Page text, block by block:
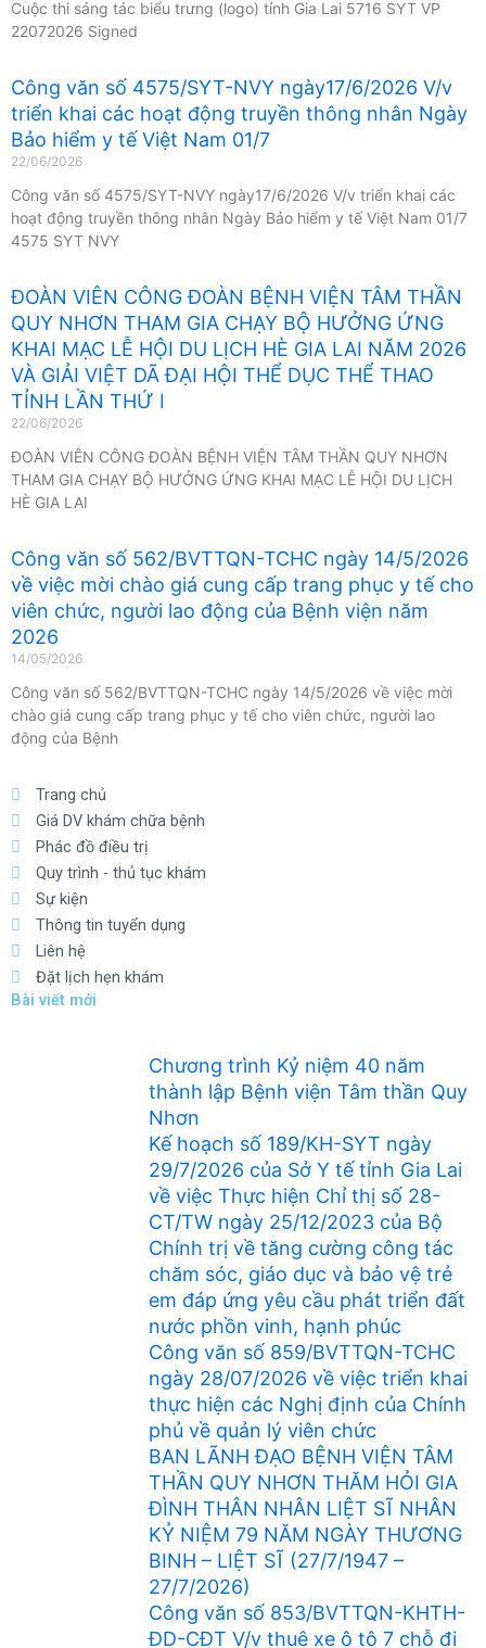
Cuộc thi sáng tác biểu trưng (logo) tỉnh Gia Lai 5716 SYT VP
22072026 Signed
Công văn số 4575/SYT-NVY ngày17/6/2026 V/v
triển khai các hoạt động truyền thông nhân Ngày
Bảo hiểm y tế Việt Nam 01/7
22/06/2026
Công văn số 4575/SYT-NVY ngày17/6/2026 V/v triển khai các
hoạt động truyền thông nhân Ngày Bảo hiểm y tế Việt Nam 01/7
4575 SYT NVY
ĐOÀN VIÊN CÔNG ĐOÀN BỆNH VIỆN TÂM THẦN
QUY NHƠN THAM GIA CHẠY BỘ HƯỞNG ỨNG
KHAI MẠC LỄ HỘI DU LỊCH HÈ GIA LAI NĂM 2026
VÀ GIẢI VIỆT DÃ ĐẠI HỘI THỂ DỤC THỂ THAO
TỈNH LẦN THỨ I
22/06/2026
ĐOÀN VIÊN CÔNG ĐOÀN BỆNH VIỆN TÂM THẦN QUY NHƠN
THAM GIA CHẠY BỘ HƯỞNG ỨNG KHAI MẠC LỄ HỘI DU LỊCH
HÈ GIA LAI
Công văn số 562/BVTTQN-TCHC ngày 14/5/2026
về việc mời chào giá cung cấp trang phục y tế cho
viên chức, người lao động của Bệnh viện năm
2026
14/05/2026
Công văn số 562/BVTTQN-TCHC ngày 14/5/2026 về việc mời
chào giá cung cấp trang phục y tế cho viên chức, người lao
động của Bệnh
Trang chủ
Giá DV khám chữa bệnh
Phác đồ điều trị
Quy trình - thủ tục khám
Sự kiện
Thông tin tuyển dụng
Liên hệ
Đặt lịch hẹn khám
Bài viết mới
Chương trình Kỷ niệm 40 năm
thành lập Bệnh viện Tâm thần Quy
Nhơn
Kế hoạch số 189/KH-SYT ngày
29/7/2026 của Sở Y tế tỉnh Gia Lai
về việc Thực hiện Chỉ thị số 28-
CT/TW ngày 25/12/2023 của Bộ
Chính trị về tăng cường công tác
chăm sóc, giáo dục và bảo vệ trẻ
em đáp ứng yêu cầu phát triển đất
nước phồn vinh, hạnh phúc
Công văn số 859/BVTTQN-TCHC
ngày 28/07/2026 về việc triển khai
thực hiện các Nghị định của Chính
phủ về quản lý viên chức
BAN LÃNH ĐẠO BỆNH VIỆN TÂM
THẦN QUY NHƠN THĂM HỎI GIA
ĐÌNH THÂN NHÂN LIỆT SĨ NHÂN
KỶ NIỆM 79 NĂM NGÀY THƯƠNG
BINH – LIỆT SĨ (27/7/1947 –
27/7/2026)
Công văn số 853/BVTTQN-KHTH-
ĐD-CĐT V/v thuê xe ô tô 7 chỗ đi